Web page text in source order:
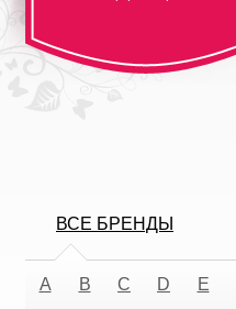
ВСЕ БРЕНДЫ
A B C D E